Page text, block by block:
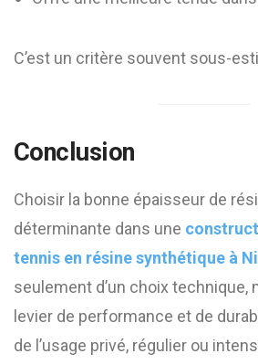
C’est un critère souvent sous-
Conclusion
Choisir la bonne épaisseur de
déterminante dans une
tennis en résine synthétique à
seulement d’un choix technique,
levier de performance et de
de l’usage privé, régulier ou